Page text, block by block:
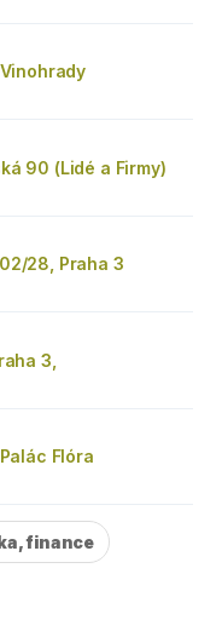
90 (Lidé a Firmy)
28, Praha 3
3,
Flóra
finance